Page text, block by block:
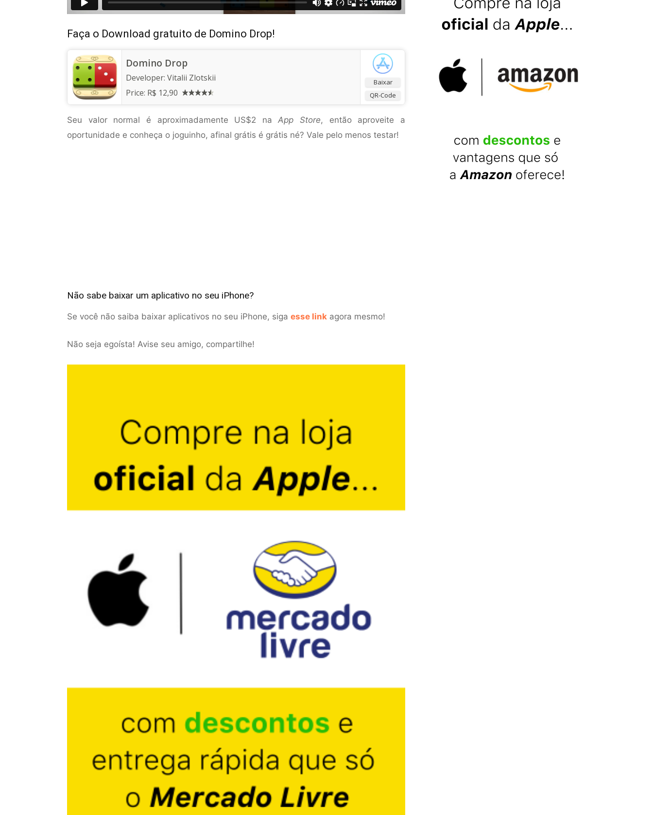
Faça o Download gratuito de Domino Drop!
Baixar
QR-Code
Domino Drop
Developer: Vitalii Zlotskii
Price: R$ 12,90
Seu valor normal é aproximadamente US$2 naApp Store, então aproveite a
oportunidade e conheça o joguinho, afinal grátis é grátis né? Vale pelo menos testar!
Não sabe baixar um aplicativo no seu iPhone?
Se você não saiba baixar aplicativos no seu iPhone, siga esse link agora mesmo!
Não seja egoísta! Avise seu amigo, compartilhe!